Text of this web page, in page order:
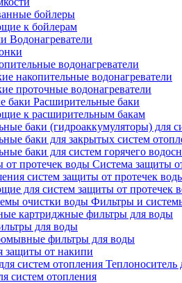
бойлеры
к бойлерам
Водонагреватели
водонагреватели
накопительные водонагреватели
проточные водонагреватели
Расширительные баки
к расширительным бакам
баки (гидроаккумуляторы) для
баки для закрытых систем
баки для систем горячего
Система защиты
систем защиты от протечек
для систем защиты от протечек
Фильтры и
картриджные фильтры для воды
для воды
фильтры для воды
защиты от накипи
Теплоноситель
систем отопления